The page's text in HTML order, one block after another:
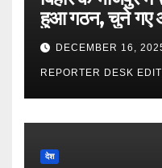
हुआ गठन, चुने गए
DECEMBER 16,
REPORTER DESK
देश